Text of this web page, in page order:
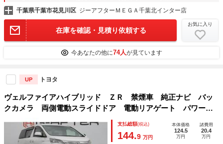
千葉県千葉市花見川区 ジーアフターＭＥＧＡ千葉北インター店
在庫を確認・見積り依頼する
お気に入り
今あなたの他に74人が見ています
UP トヨタ
ヴェルファイアハイブリッド ＺＲ 禁煙車 純正ナビ バッ
クカメラ 両側電動スライドドア 電動リアゲート パワーシ
ート オットマン フルセグ オートクルーズコントロール
ＥＴＣ 純正１６インチアルミホイール Ｂｌｕｅｔｏｏｔ
ｈ 雹害車
支払総額(税込)
144.9 万円
本体価格
124.5
万円
諸費用
20.4
万円